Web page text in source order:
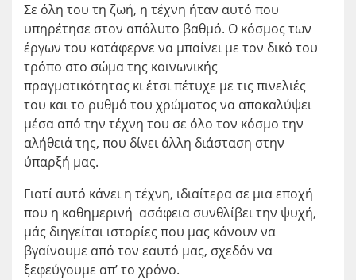
Σε όλη του τη ζωή, η τέχνη ήταν αυτό που
υπηρέτησε στον απόλυτο βαθμό. Ο κόσμος των
έργων του κατάφερνε να μπαίνει με τον δικό του
τρόπο στο σώμα της κοινωνικής
πραγματικότητας κι έτσι πέτυχε με τις πινελιές
του και το ρυθμό του χρώματος να αποκαλύψει
μέσα από την τέχνη του σε όλο τον κόσμο την
αλήθειά της, που δίνει άλλη διάσταση στην
ύπαρξή μας.
Γιατί αυτό κάνει η τέχνη, ιδιαίτερα σε μια εποχή
που η καθημερινή ασάφεια συνθλίβει την ψυχή,
μάς διηγείται ιστορίες που μας κάνουν να
βγαίνουμε από τον εαυτό μας, σχεδόν να
ξεφεύγουμε απ’ το χρόνο.